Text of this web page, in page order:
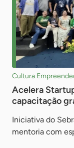
Cultura
Acelera
capacitação
Iniciativa do
mentoria com